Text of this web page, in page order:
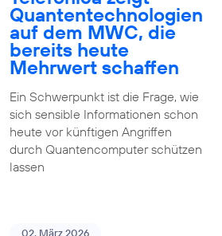
Quanten­technologien
auf dem MWC, die
bereits heute
Mehrwert schaffen
Ein Schwerpunkt ist die Frage, wie
sich sensible Informationen schon
heute vor künftigen Angriffen
durch Quantencomputer schützen
lassen
02. März 2026